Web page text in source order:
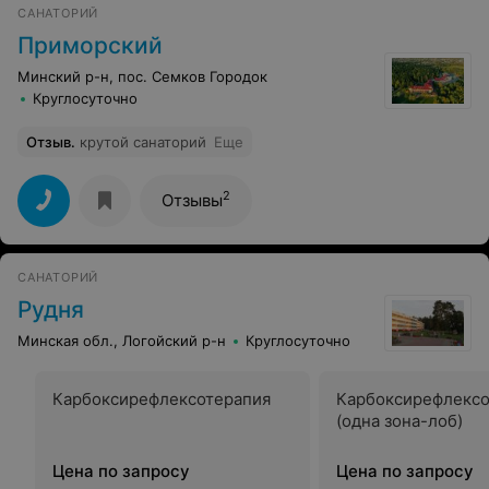
вспоминать эту поездку..
САНАТОРИЙ
Приморский
Минский р-н, пос. Семков Городок
Круглосуточно
Отзыв. крутой санаторий Еще
Отзывы2
САНАТОРИЙ
Рудня
Минская обл., Логойский р-н Круглосуточно
Карбоксирефлексотерапия
Цена по запросу
(одна зона-лоб)
Цена по запросу